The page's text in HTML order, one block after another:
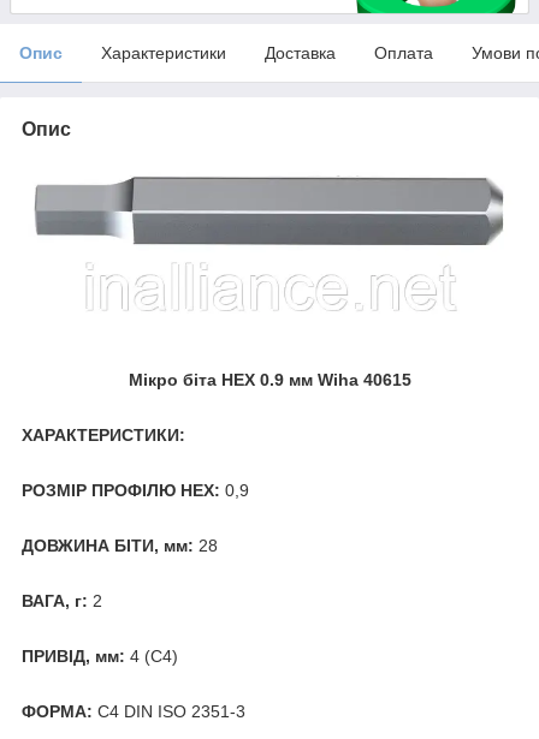
Опис Характеристики Доставка Оплата Умови
Опис
Мікро біта HEX 0.9 мм Wiha 40615
ХАРАКТЕРИСТИКИ:
РОЗМІР ПРОФІЛЮ HEX: 0,9
ДОВЖИНА БІТИ, мм: 28
ВАГА, г: 2
ПРИВІД, мм: 4 (C4)
ФОРМА: C4 DIN ISO 2351-3